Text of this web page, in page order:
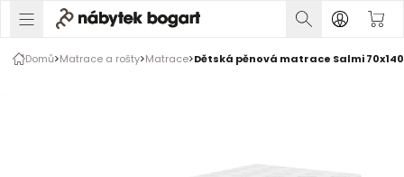
Domů Matrace a rošty Matrace Dětská pěnová matrace Salmi